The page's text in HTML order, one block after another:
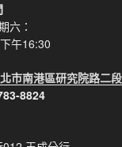
六：
午16:30
市南港區研究院路二
8824